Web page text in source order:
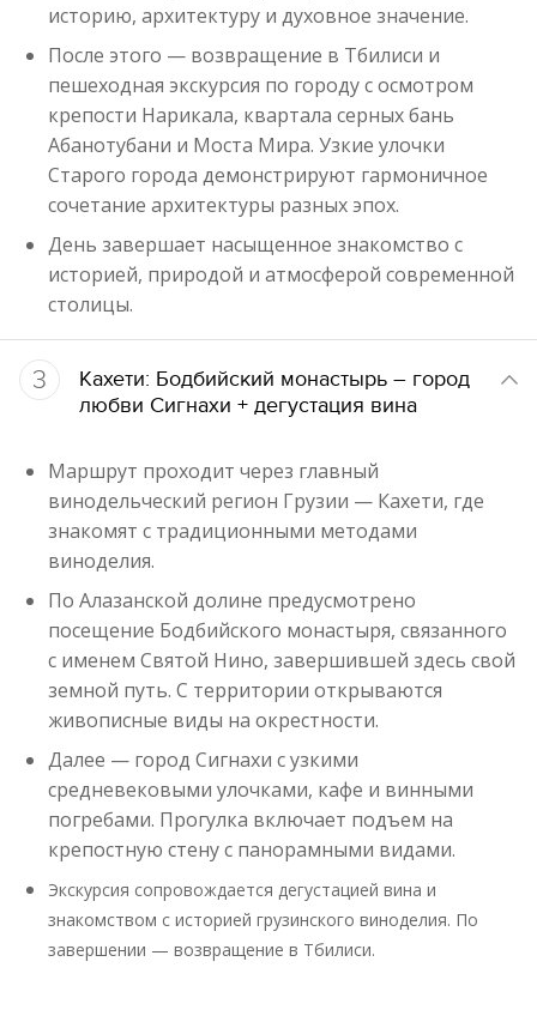
историю, архитектуру и духовное значение.
После этого — возвращение в Тбилиси и
пешеходная экскурсия по городу с осмотром
крепости Нарикала, квартала серных бань
Абанотубани и Моста Мира. Узкие улочки
Старого города демонстрируют гармоничное
сочетание архитектуры разных эпох.
День завершает насыщенное знакомство с
историей, природой и атмосферой современной
столицы.
3
Кахети: Бодбийский монастырь – город
любви Сигнахи + дегустация вина
Маршрут проходит через главный
винодельческий регион Грузии — Кахети, где
знакомят с традиционными методами
виноделия.
По Алазанской долине предусмотрено
посещение Бодбийского монастыря, связанного
с именем Святой Нино, завершившей здесь свой
земной путь. С территории открываются
живописные виды на окрестности.
Далее — город Сигнахи с узкими
средневековыми улочками, кафе и винными
погребами. Прогулка включает подъем на
крепостную стену с панорамными видами.
Экскурсия сопровождается дегустацией вина и
знакомством с историей грузинского виноделия. По
завершении — возвращение в Тбилиси.